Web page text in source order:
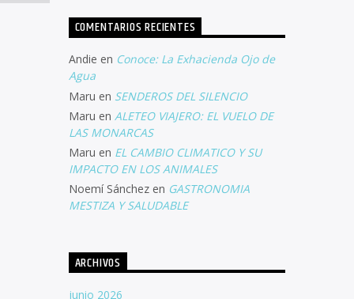
COMENTARIOS RECIENTES
Andie en Conoce: La Exhacienda Ojo de
Agua
Maru en SENDEROS DEL SILENCIO
Maru en ALETEO VIAJERO: EL VUELO DE
LAS MONARCAS
Maru en EL CAMBIO CLIMATICO Y SU
IMPACTO EN LOS ANIMALES
Noemí Sánchezen GASTRONOMIA
MESTIZA Y SALUDABLE
ARCHIVOS
junio 2026